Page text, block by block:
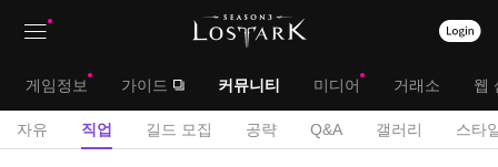
대
메
게임정보 가이드 커뮤니티 미디어 거래소 웹
서
자유 직업 길드 모집 공략 Q&A 갤러리 스타